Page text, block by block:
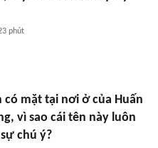
phút
có mặt tại nơi ở của Huấn
vì sao cái tên này luôn
chú ý?